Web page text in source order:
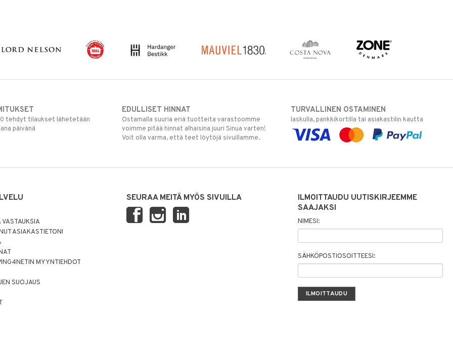
tehdyt tilaukset lähetetään
päivänä
EDULLISET HINNAT
Ostamalla suuria eriä tuotteita varastoomme
voimme pitää hinnat alhaisina juuri Sinua varten!
Voit olla varma, että teet löytöjä sivuillamme.
TURVALLINEN OSTAMINEN
laskulla, pankkikortilla tai asiakastilin kautta
ASIAKASTIETONI
MYYNTIEHDOT
SUOJAUS
SEURAA MEITÄ MYÖS SIVUILLA
ILMOITTAUDU UUTISKIRJEEMME
SAAJAKSI
NIMESI:
SÄHKÖPOSTIOSOITTEESI: